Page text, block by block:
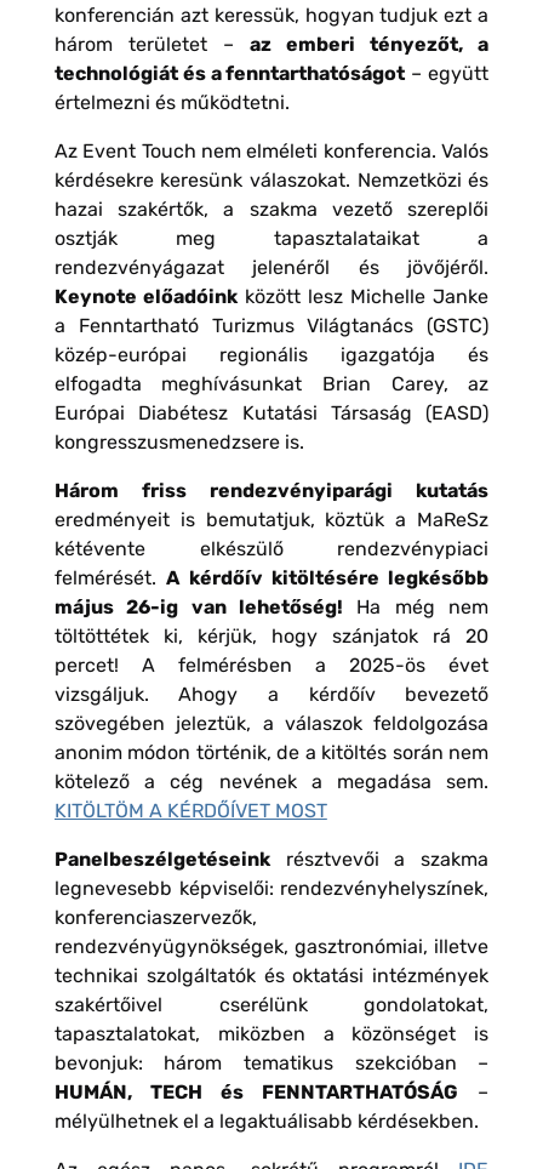
konferencián azt keressük, hogyan tudjuk ezt a
három területet –az emberi tényezőt, a
technológiát és a fenntarthatóságot – együtt
értelmezni és működtetni.
Az Event Touch nem elméleti konferencia. Valós
kérdésekre keresünk válaszokat. Nemzetközi és
hazai szakértők, a szakma vezető szereplői
osztják meg tapasztalataikat a
rendezvényágazat jelenéről és jövőjéről.
Keynote előadóinkközött lesz Michelle Janke
a Fenntartható Turizmus Világtanács (GSTC)
közép-európai regionális igazgatója és
elfogadta meghívásunkat Brian Carey, az
Európai Diabétesz Kutatási Társaság (EASD)
kongresszusmenedzsere is.
Három friss rendezvényiparági kutatás
eredményeit is bemutatjuk, köztük a MaReSz
kétévente elkészülő rendezvénypiaci
felmérését.A kérdőív kitöltésére legkésőbb
május 26-ig van lehetőség! Ha még nem
töltöttétek ki, kérjük, hogy szánjatok rá 20
percet! A felmérésben a 2025-ös évet
vizsgáljuk. Ahogy a kérdőív bevezető
szövegében jeleztük, a válaszok feldolgozása
anonim módon történik, de a kitöltés során nem
kötelező a cég nevének a megadása sem.
KITÖLTÖM A KÉRDŐÍVET MOST
Panelbeszélgetéseinkrésztvevői a szakma
legnevesebb képviselői: rendezvényhelyszínek,
konferenciaszervezők,
rendezvényügynökségek, gasztronómiai, illetve
technikai szolgáltatók és oktatási intézmények
szakértőivel cserélünk gondolatokat,
tapasztalatokat, miközben a közönséget is
bevonjuk: három tematikus szekcióban –
HUMÁN, TECH és FENNTARTHATÓSÁG –
mélyülhetnek el a legaktuálisabb kérdésekben.